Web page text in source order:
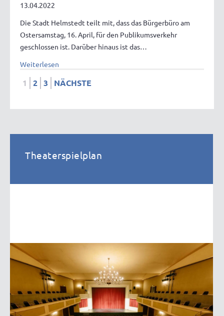
13.04.2022
Die Stadt Helmstedt teilt mit, dass das Bürgerbüro am
Ostersamstag, 16. April, für den Publikumsverkehr
geschlossen ist. Darüber hinaus ist das…
Weiterlesen
1 2 3 NÄCHSTE
Theaterspielplan